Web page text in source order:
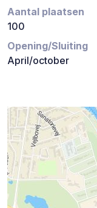
Aantal plaatsen
100
Opening/Sluiting
April/october